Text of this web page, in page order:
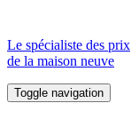
Le spécialiste des prix
de la maison neuve
Toggle navigation